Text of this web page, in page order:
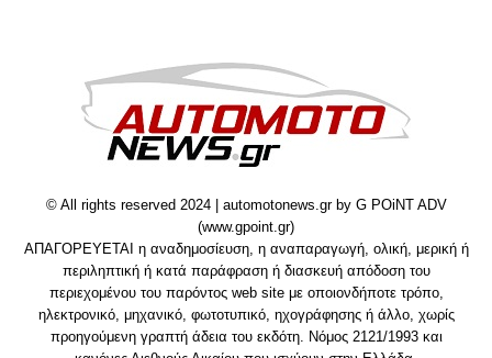
© All rights reserved 2024 | automotonews.gr by G POiNT ADV
(www.gpoint.gr)
ΑΠΑΓΟΡΕΥΕΤΑΙ η αναδημοσίευση, η αναπαραγωγή, ολική, μερική ή
περιληπτική ή κατά παράφραση ή διασκευή απόδοση του
περιεχομένου του παρόντος web site με οποιονδήποτε τρόπο,
ηλεκτρονικό, μηχανικό, φωτοτυπικό, ηχογράφησης ή άλλο, χωρίς
προηγούμενη γραπτή άδεια του εκδότη. Νόμος 2121/1993 και